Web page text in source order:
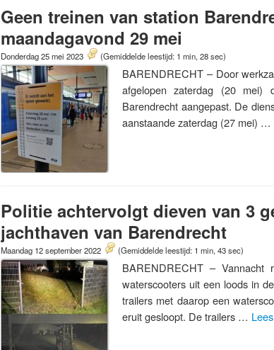
Geen treinen van station
maandagavond 29 mei
Donderdag 25 mei 2023 (Gemiddelde leestijd: 1 min, 28 sec)
BARENDRECHT – Door
afgelopen zaterdag (20 mei)
Barendrecht aangepast. De
aanstaande zaterdag (27 mei) …
Politie achtervolgt dieven van 3
jachthaven van Barendrecht
Maandag 12 september 2022 (Gemiddelde leestijd: 1 min, 43 sec)
BARENDRECHT –
waterscooters uit een loods in
trailers met daarop een
eruit gesloopt. De trailers …